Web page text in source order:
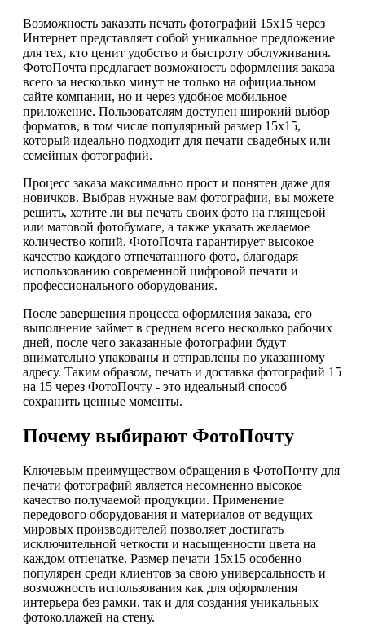
Возможность заказать печать фотографий 15х15 через
Интернет представляет собой уникальное предложение
для тех, кто ценит удобство и быстроту обслуживания.
ФотоПочта предлагает возможность оформления заказа
всего за несколько минут не только на официальном
сайте компании, но и через удобное мобильное
приложение. Пользователям доступен широкий выбор
форматов, в том числе популярный размер 15х15,
который идеально подходит для печати свадебных или
семейных фотографий.
Процесс заказа максимально прост и понятен даже для
новичков. Выбрав нужные вам фотографии, вы можете
решить, хотите ли вы печать своих фото на глянцевой
или матовой фотобумаге, а также указать желаемое
количество копий. ФотоПочта гарантирует высокое
качество каждого отпечатанного фото, благодаря
использованию современной цифровой печати и
профессионального оборудования.
После завершения процесса оформления заказа, его
выполнение займет в среднем всего несколько рабочих
дней, после чего заказанные фотографии будут
внимательно упакованы и отправлены по указанному
адресу. Таким образом, печать и доставка фотографий 15
на 15 через ФотоПочту - это идеальный способ
сохранить ценные моменты.
Почему выбирают ФотоПочту
Ключевым преимуществом обращения в ФотоПочту для
печати фотографий является несомненно высокое
качество получаемой продукции. Применение
передового оборудования и материалов от ведущих
мировых производителей позволяет достигать
исключительной четкости и насыщенности цвета на
каждом отпечатке. Размер печати 15х15 особенно
популярен среди клиентов за свою универсальность и
возможность использования как для оформления
интерьера без рамки, так и для создания уникальных
фотоколлажей на стену.